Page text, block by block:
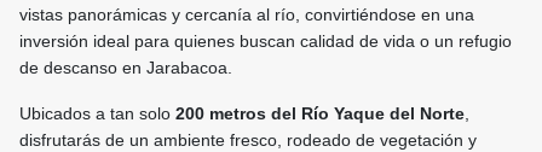
vistas panorámicas y cercanía al río, convirtiéndose en una
inversión ideal para quienes buscan calidad de vida o un refugio
de descanso en Jarabacoa.
Ubicados a tan solo 200 metros del Río Yaque del Norte
disfrutarás de un ambiente fresco, rodeado de vegetación y